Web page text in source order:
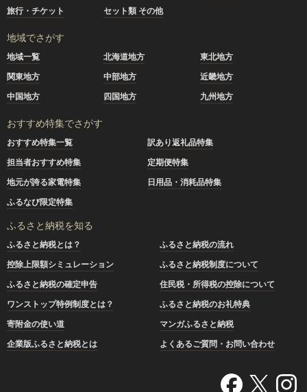
旅行・チケット
セット類 その他
地域でさがす
地域一覧 北海道地方
東北地方
関東地方
中部地方
近畿地方
中国地方
四国地方 九州地方
おすすめ特集でさがす
おすすめ特集一覧
訳あり返礼品特集
担当者おすすめ特集
定期便特集
地元が誇る家電特集
日用品・消耗品特集
ふるなび限定特集
ふるさと納税を知る
ふるさと納税とは？
ふるさと納税の流れ
控除上限額シミュレーション
ふるさと納税制度について
ふるさと納税の確定申告
住民税・所得税の控除について
ワンストップ特例制度とは？
ふるさと納税のお礼特典
寄附金の使い道
マンガふるさと納税
企業版ふるさと納税とは
よくあるご質問・お問い合わせ